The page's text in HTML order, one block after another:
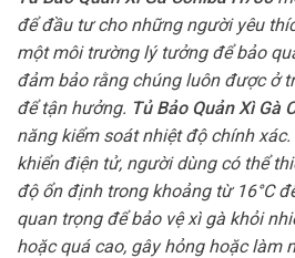
để đầu tư cho những người yêu
một môi trường lý tưởng để bảo
đảm bảo rằng chúng luôn được ở
để tận hưởng. Tủ Bảo Quản Xì Gà
năng kiểm soát nhiệt độ chính
khiển điện tử, người dùng có thể
độ ổn định trong khoảng từ 16°C
quan trọng để bảo vệ xì gà khỏi
hoặc quá cao, gây hỏng hoặc làm